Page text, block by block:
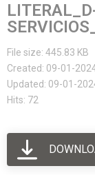
File size: 445.83 KB
Created: 09-01-
Updated: 09-01-
Hits: 72